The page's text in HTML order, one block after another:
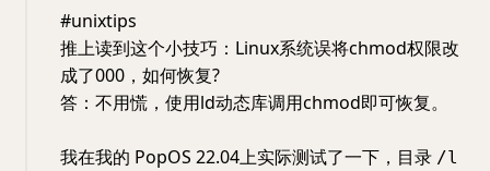
#unixtips
推上读到这个小技巧：Linux系统误将chmod权限改
成了000，如何恢复?
答：不用慌，使用ld动态库调用chmod即可恢复。
我在我的 PopOS 22.04上实际测试了一下，目录 /l